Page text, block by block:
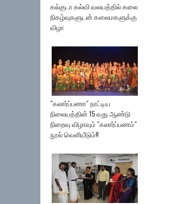
கல்குடா கல்வி வலயத்தில் கலை
நிகழ்வுகளுடன் கலைமகளுக்கு
விழா
"கலார்ப்பணா" நாட்டிய
நிலையத்தின் 15 வது ஆண்டு
நிறைவு விழாவும் "கலார்ப்பணம்"
நூல் வெளியீடும்!!